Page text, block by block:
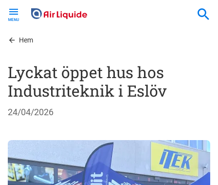
contentHem
Lyckat öppet hus hos
Industriteknik i Eslöv
24/04/2026